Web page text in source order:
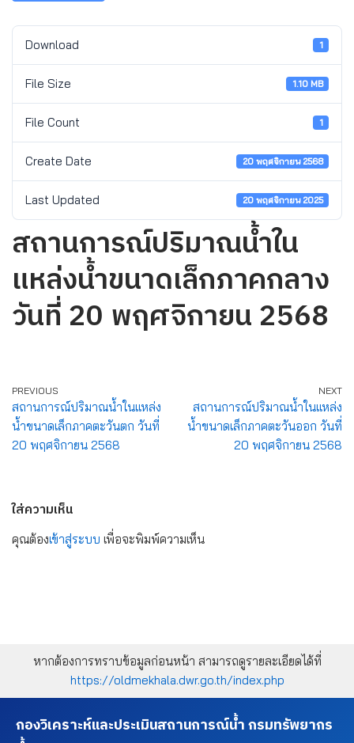
Download 1
File Size 1.10 MB
File Count 1
Create Date 20 พฤศจิกายน 2568
Last Updated 20 พฤศจิกายน 2025
สถานการณ์ปริมาณน้ำใน
แหล่งน้ำขนาดเล็กภาคกลาง
วันที่ 20 พฤศจิกายน 2568
PREVIOUS
สถานการณ์ปริมาณน้ำในแหล่ง
น้ำขนาดเล็กภาคตะวันตก วันที่
20 พฤศจิกายน 2568
NEXT
สถานการณ์ปริมาณน้ำในแหล่ง
น้ำขนาดเล็กภาคตะวันออก วันที่
20 พฤศจิกายน 2568
ใส่ความเห็น
คุณต้องเข้าสู่ระบบ เพื่อจะพิมพ์ความเห็น
หากต้องการทราบข้อมูลก่อนหน้า สามารถดูรายละเอียดได้ที่
https://oldmekhala.dwr.go.th/index.php
กองวิเคราะห์และประเมินสถานการณ์น้ำ กรมทรัพยากร